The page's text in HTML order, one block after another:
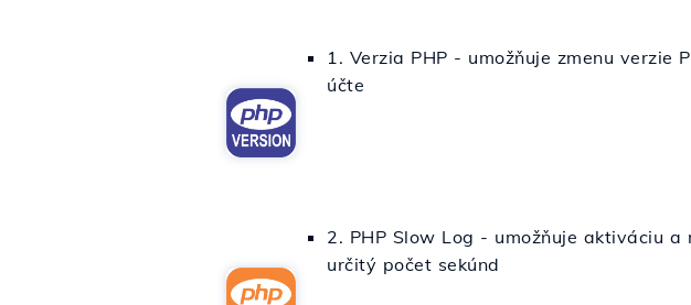
1. Verzia PHP - umožňuje zmenu verzie
účte
2. PHP Slow Log - umožňuje aktiváciu
určitý počet sekúnd